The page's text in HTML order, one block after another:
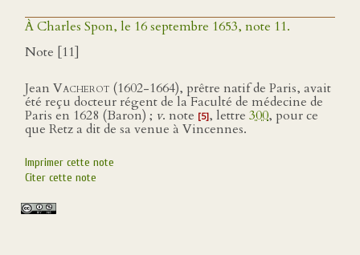
À Charles Spon, le 16 septembre 1653, note 11.
Note [11]
Jean Vacherot (1602-1664), prêtre natif de Paris, avait
été reçu docteur régent de la Faculté de médecine de
Paris en 1628 (Baron) ; v. note [5], lettre 300, pour ce
que Retz a dit de sa venue à Vincennes.
Imprimer cette note
Citer cette note